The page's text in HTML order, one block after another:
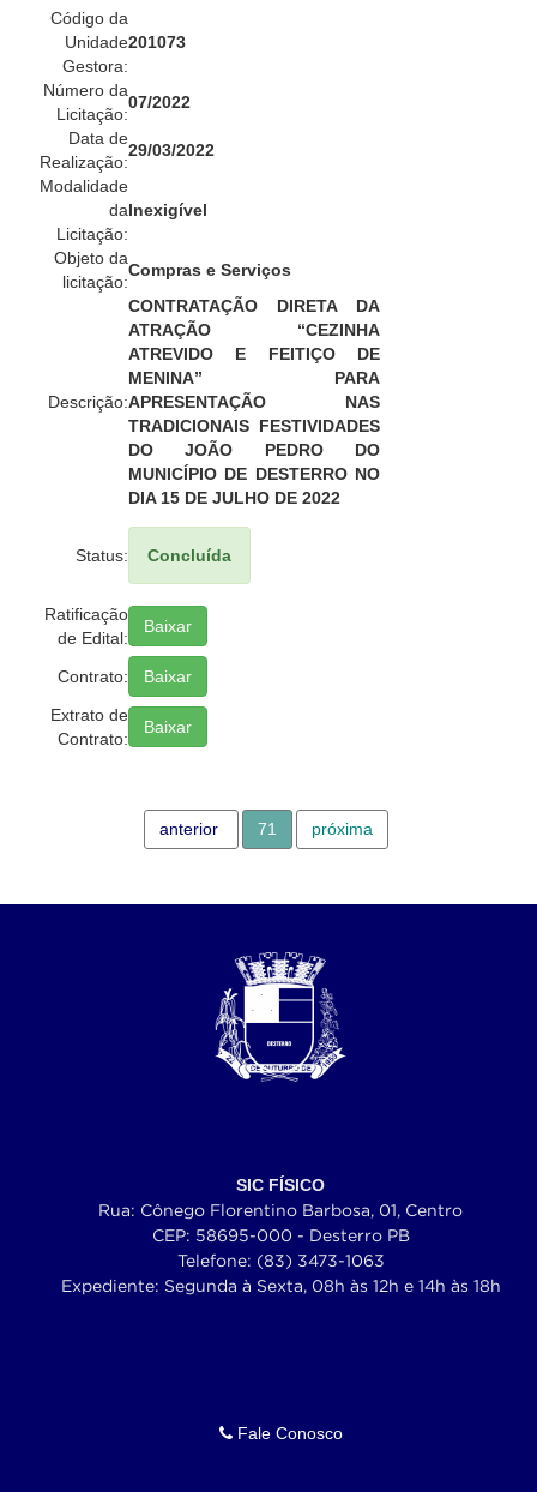
Código da
Unidade
Gestora:
201073
Número da
Licitação:
07/2022
Data de
Realização:
29/03/2022
Modalidade
da
Licitação:
Inexigível
Objeto da
licitação:
Compras e Serviços
Descrição:
CONTRATAÇÃO DIRETA DA
ATRAÇÃO “CEZINHA
ATREVIDO E FEITIÇO DE
MENINA” PARA
APRESENTAÇÃO NAS
TRADICIONAIS FESTIVIDADES
DO JOÃO PEDRO DO
MUNICÍPIO DE DESTERRO NO
DIA 15 DE JULHO DE 2022
Status: Concluída
Ratificação
de Edital:
Baixar
Contrato:
Baixar
Extrato de
Contrato:
Baixar
anterior 71 próxima
SIC FÍSICO
Rua: Cônego Florentino Barbosa, 01, Centro
CEP: 58695-000 - Desterro PB
Telefone: (83) 3473-1063
Expediente: Segunda à Sexta, 08h às 12h e 14h às 18h
Fale Conosco